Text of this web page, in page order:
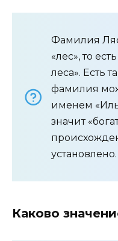
Фамилия
«лес», то
леса». Есть
фамилия
именем
значит
установлено.
Каково